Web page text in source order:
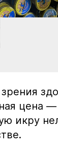
цена —
икру